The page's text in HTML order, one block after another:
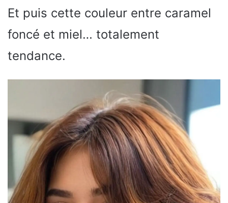
Et puis cette couleur entre caramel
foncé et miel… totalement
tendance.